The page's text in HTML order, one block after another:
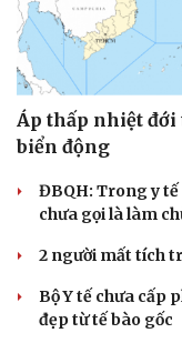
Áp thấp nhiệt
biển động
ĐBQH: Trong y
chưa gọi là làm
2 người mất tích
Bộ Y tế chưa cấp
đẹp từ tế bào gốc